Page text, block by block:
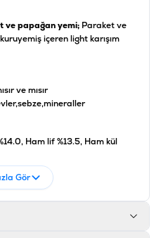
ve papağan yemi; Paraket ve
içeren light karışım
ve mısır
Ham lif %13.5, Ham kül
%0
Gör